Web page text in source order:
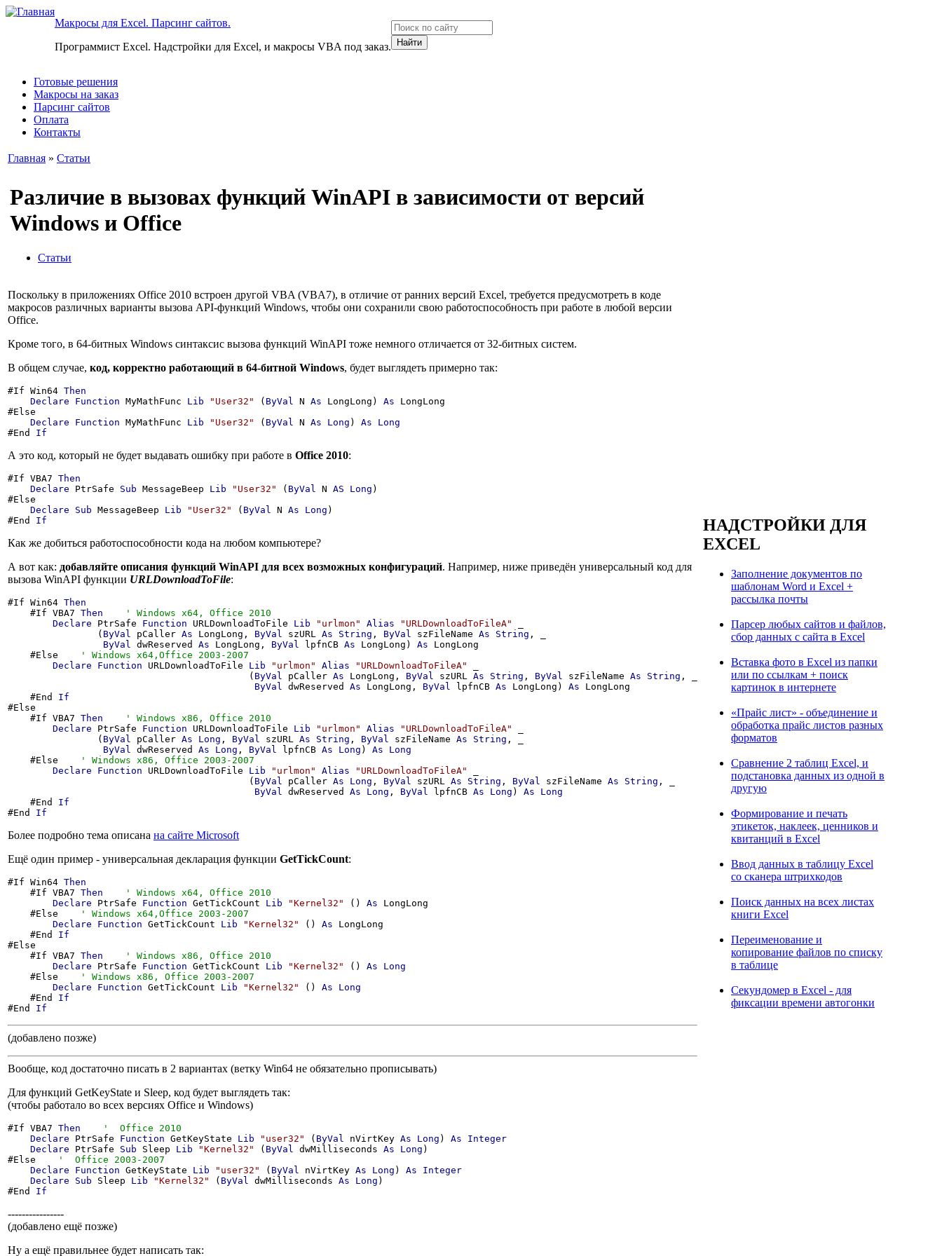
Макросы для Excel. Парсинг сайтов.
Программист Excel. Надстройки для Excel, и макросы VBA под заказ.
Готовые решения
Макросы на заказ
Парсинг сайтов
Оплата
Контакты
Главная » Статьи
Различие в вызовах функций WinAPI в зависимости от версий
Windows и Office
Статьи
Поскольку в приложениях Office 2010 встроен другой VBA (VBA7), в отличие от ранних версий Excel, требуется предусмотреть в коде
макросов различных варианты вызова API-функций Windows, чтобы они сохранили свою работоспособность при работе в любой версии
Office.
Кроме того, в 64-битных Windows синтаксис вызова функций WinAPI тоже немного отличается от 32-битных систем.
В общем случае, код, корректно работающий в 64-битной Windows, будет выглядеть примерно так:
#If Win64 Then
Declare
Function MyMathFunc Lib "User32" ( ByVal N As LongLong) As LongLong
#Else
Declare
Function MyMathFunc Lib "User32" ( ByVal N As Long ) As
Long
#End If
А это код, который не будет выдавать ошибку при работе в Office 2010:
#If VBA7 Then
Declare PtrSafe Sub MessageBeep Lib "User32" ( ByVal N AS Long )
#Else
Declare
Sub MessageBeep Lib "User32" ( ByVal N As Long )
#End If
Как же добиться работоспособности кода на любом компьютере?
А вот как: добавляйте описания функций WinAPI для всех возможных конфигураций. Например, ниже приведён универсальный код для
вызова WinAPI функции URLDownloadToFile:
#If Win64 Then
    #If VBA7
Then
Declare PtrSafe Function URLDownloadToFile Lib "urlmon" Alias "URLDownloadToFileA"
                (
ByVal pCaller As LongLong, ByVal szURL As String , ByVal szFileName As String , _
ByVal dwReserved As LongLong, ByVal lpfnCB As LongLong) As LongLong
    #Else
Declare
Function URLDownloadToFile Lib "urlmon" Alias "URLDownloadToFileA"
                                           (
ByVal pCaller As LongLong, ByVal szURL As String , ByVal szFileName As String , _
ByVal dwReserved As LongLong, ByVal lpfnCB As LongLong) As LongLong
    #End
If
#Else
    #If VBA7
Then
Declare PtrSafe Function URLDownloadToFile Lib "urlmon" Alias "URLDownloadToFileA"
                (
ByVal pCaller As Long , ByVal szURL As String , ByVal szFileName As String , _
ByVal dwReserved As Long , ByVal lpfnCB As Long ) As
Long
    #Else
Declare
Function URLDownloadToFile Lib "urlmon" Alias "URLDownloadToFileA"
                                           (
ByVal pCaller As Long , ByVal szURL As String , ByVal szFileName As String , _
ByVal dwReserved As Long , ByVal lpfnCB As Long ) As
Long
    #End
If
#End If
Более подробно тема описана на сайте Microsoft
Ещё один пример - универсальная декларация функции GetTickCount:
#If Win64 Then
    #If VBA7
Then
Declare PtrSafe Function GetTickCount Lib "Kernel32" () As LongLong
    #Else
Declare
Function GetTickCount Lib "Kernel32" () As LongLong
    #End
If
#Else
    #If VBA7
Then
Declare PtrSafe Function GetTickCount Lib "Kernel32" () As
Long
    #Else
Declare
Function GetTickCount Lib "Kernel32" () As
Long
    #End
If
#End If
(добавлено позже)
Вообще, код достаточно писать в 2 вариантах (ветку Win64 не обязательно прописывать)
Для функций GetKeyState и Sleep, код будет выглядеть так:
(чтобы работало во всех версиях Office и Windows)
#If VBA7 Then
Declare PtrSafe Function GetKeyState Lib "user32" ( ByVal nVirtKey As Long ) As
Integer
Declare PtrSafe Sub Sleep Lib "Kernel32" ( ByVal dwMilliseconds As Long )
#Else
Declare
Function GetKeyState Lib "user32" ( ByVal nVirtKey As Long ) As
Integer
Declare
Sub Sleep Lib "Kernel32" ( ByVal dwMilliseconds As Long )
#End If
----------------
(добавлено ещё позже)
Ну а ещё правильнее будет написать так:
НАДСТРОЙКИ ДЛЯ
EXCEL
Заполнение документов по
шаблонам Word и Excel +
рассылка почты
Парсер любых сайтов и файлов,
сбор данных с сайта в Excel
Вставка фото в Excel из папки
или по ссылкам + поиск
картинок в интернете
«Прайс лист» - объединение и
обработка прайс листов разных
форматов
Сравнение 2 таблиц Excel, и
подстановка данных из одной в
другую
Формирование и печать
этикеток, наклеек, ценников и
квитанций в Excel
Ввод данных в таблицу Excel
со сканера штрихкодов
Поиск данных на всех листах
книги Excel
Переименование и
копирование файлов по списку
в таблице
Секундомер в Excel - для
фиксации времени автогонки